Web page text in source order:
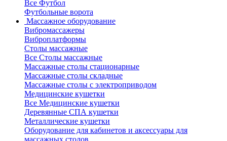
Все Футбол
Футбольные ворота
Массажное оборудование
Вибромассажеры
Виброплатформы
Столы массажные
Все Столы массажные
Массажные столы стационарные
Массажные столы складные
Массажные столы с электроприводом
Медицинские кушетки
Все Медицинские кушетки
Деревянные СПА кушетки
Металлические кушетки
Оборудование для кабинетов и аксессуары для
массажных столов